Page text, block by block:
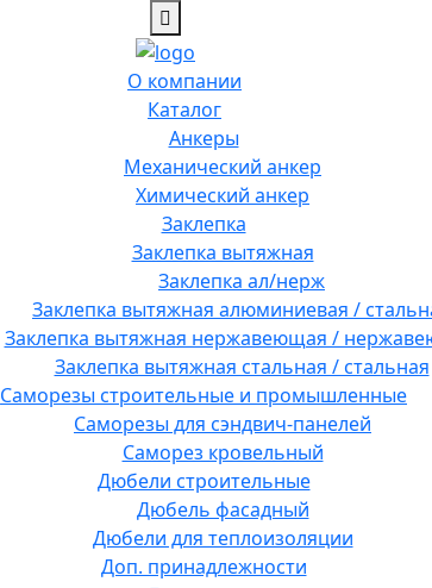
О компании
Каталог
Анкеры
Механический анкер
Химический анкер
Заклепка
Заклепка вытяжная
Заклепка ал/нерж
Заклепка вытяжная алюминиевая /
Заклепка вытяжная нержавеющая /
Заклепка вытяжная стальная / стальная
Саморезы строительные и промышленные
Саморезы для сэндвич-панелей
Саморез кровельный
Дюбели строительные
Дюбель фасадный
Дюбели для теплоизоляции
Доп. принадлежности